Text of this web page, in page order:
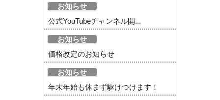
お知らせ
公式YouTubeチャンネル開...
お知らせ
価格改定のお知らせ
お知らせ
年末年始も休まず駆けつけます！